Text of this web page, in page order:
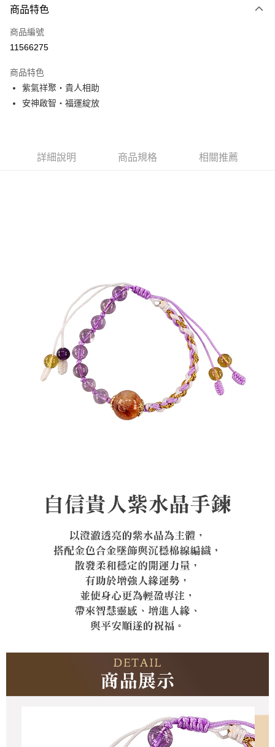
貨到付款
運送方式
每筆NT$120，滿NT$1,500(含以上)免運費
付款後萊爾富取貨(訂單門檻$4000以下)
每筆NT$120，滿NT$1,500(含以上)免運費
商品特色
商品編號
11566275
商品特色
紫氣祥聚・貴人相助
安神啟智・福運綻放
詳細說明 商品規格 相關推薦